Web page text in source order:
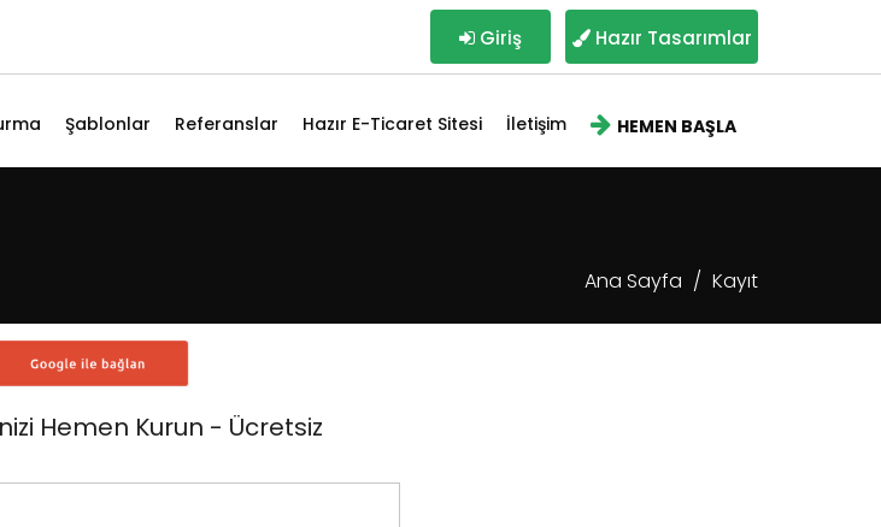
Hazır Tasarımlar
Giriş
Şablonlar Referanslar Hazır E-Ticaret Sitesi İletişim HEMEN BAŞLA
Ana Sayfa Kayıt
Hemen Kurun - Ücretsiz